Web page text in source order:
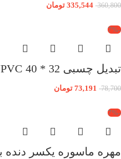
360,800
335,544 تومان
-7%
تبدیل چسبی 32 * 40 UPVC پیمتاش
78,700
73,191 تومان
-7%